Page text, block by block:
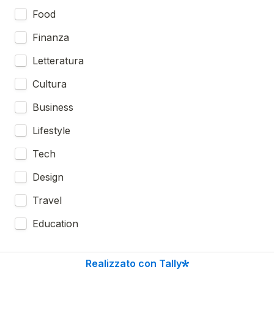
Food
Finanza
Letteratura
Cultura
Business
Lifestyle
Tech
Design
Travel
Education
Prezzo (€ per ogni adv) *
Realizzato con Tally